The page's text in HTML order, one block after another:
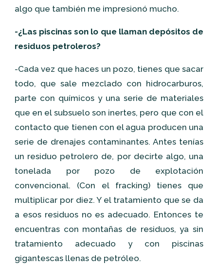
algo que también me impresionó mucho.
-¿Las piscinas son lo que llaman depósitos de
residuos petroleros?
-Cada vez que haces un pozo, tienes que sacar
todo, que sale mezclado con hidrocarburos,
parte con químicos y una serie de materiales
que en el subsuelo son inertes, pero que con el
contacto que tienen con el agua producen una
serie de drenajes contaminantes. Antes tenías
un residuo petrolero de, por decirte algo, una
tonelada por pozo de explotación
convencional. (Con el fracking) tienes que
multiplicar por diez. Y el tratamiento que se da
a esos residuos no es adecuado. Entonces te
encuentras con montañas de residuos, ya sin
tratamiento adecuado y con piscinas
gigantescas llenas de petróleo.